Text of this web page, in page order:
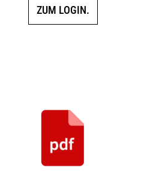
ZUM LOGIN.